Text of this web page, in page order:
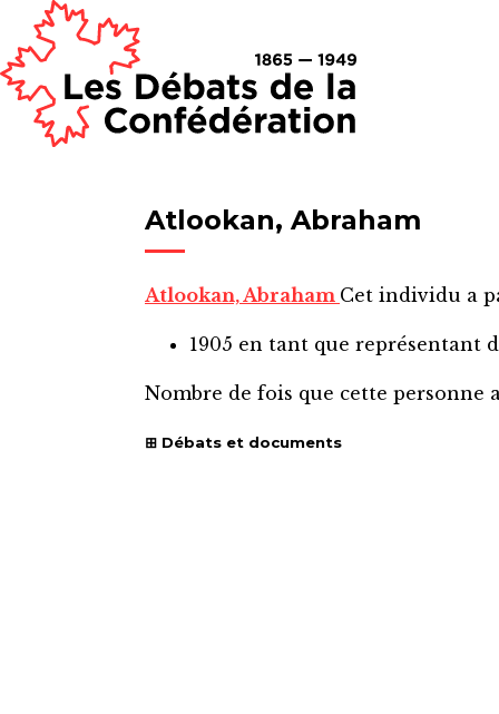
Atlookan, Abraham
Atlookan, Abraham Cet individu a
1905 en tant que représentant
Nombre de fois que cette personne
Débats et documents